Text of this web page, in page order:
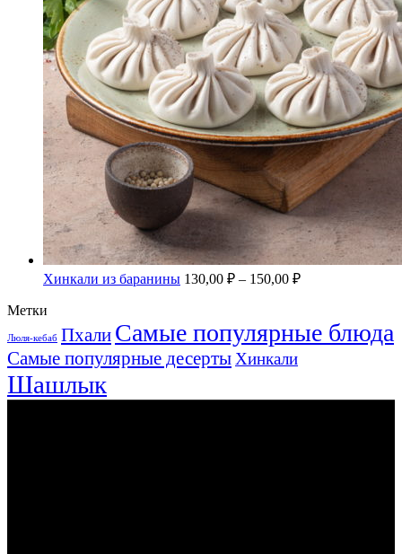
Хинкали из баранины 130,00 ₽ – 150,00 ₽
Метки
Люля-кебаб Пхали Самые популярные блюда
Самые популярные десерты Хинкали
Шашлык